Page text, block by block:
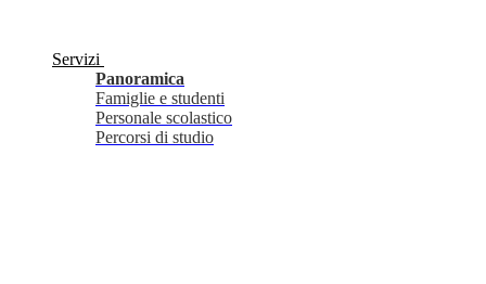
Servizi
Panoramica
Famiglie e studenti
Personale scolastico
Percorsi di studio